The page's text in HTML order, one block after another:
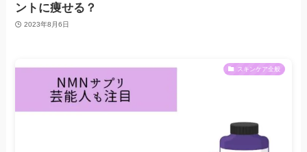
ントに痩せる？
2023年8月6日
スキンケア全般